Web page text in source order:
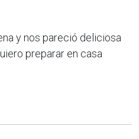
y nos pareció deliciosa
preparar en casa